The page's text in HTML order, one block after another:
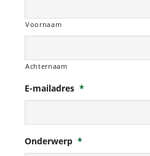
Voornaam
Achternaam
E-mailadres *
Onderwerp *